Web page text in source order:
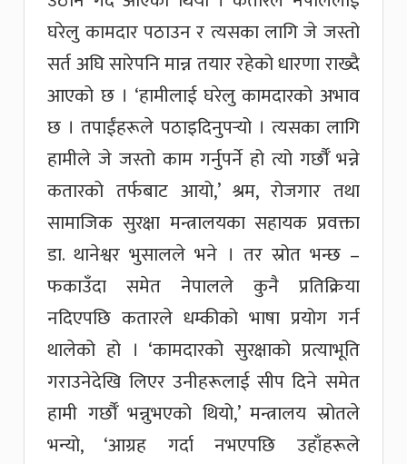
घरेलु कामदार पठाउन र त्यसका लागि जे जस्तो
सर्त अघि सारेपनि मान्न तयार रहेको धारणा राख्दै
आएको छ । ‘हामीलाई घरेलु कामदारको अभाव
छ । तपाईंहरूले पठाइदिनुपर्‍यो । त्यसका लागि
हामीले जे जस्तो काम गर्नुपर्ने हो त्यो गर्छौँ भन्ने
कतारको तर्फबाट आयो,’ श्रम, रोजगार तथा
सामाजिक सुरक्षा मन्त्रालयका सहायक प्रवक्ता
डा. थानेश्वर भुसालले भने । तर स्रोत भन्छ –
फकाउँदा समेत नेपालले कुनै प्रतिक्रिया
नदिएपछि कतारले धम्कीको भाषा प्रयोग गर्न
थालेको हो । ‘कामदारको सुरक्षाको प्रत्याभूति
गराउनेदेखि लिएर उनीहरूलाई सीप दिने समेत
हामी गर्छौँ भन्नुभएको थियो,’ मन्त्रालय स्रोतले
भन्यो, ‘आग्रह गर्दा नभएपछि उहाँहरूले